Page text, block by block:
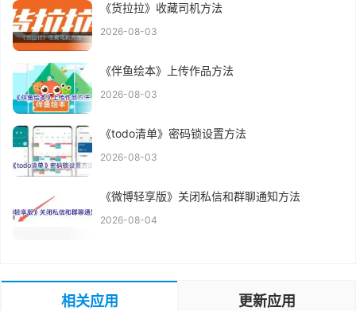
《货拉拉》收藏司机方法
2026-08-03
《伴鱼绘本》上传作品方法
2026-08-03
《todo清单》密码锁设置方法
2026-08-03
《微博轻享版》关闭私信和群聊通知方法
2026-08-04
相关应用 更新应用